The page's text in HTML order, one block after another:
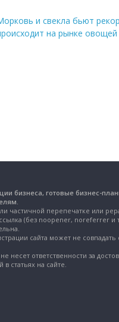
и свекла бьют
на рынке овощей
бизнеса, готовые бизнес-
частичной перепечатке или
(без noopener, noreferrer и
сайта может не
несет ответственности за
в статьях на сайте.